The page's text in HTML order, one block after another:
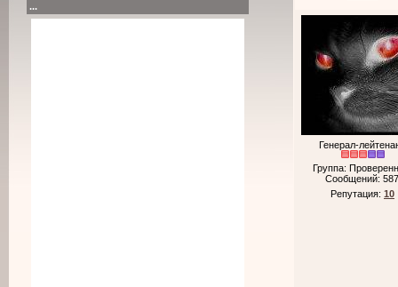
...
Генерал-
Группа:
Сообщений:
Репутация: 10